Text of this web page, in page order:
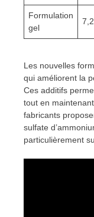
Formulation
gel
Les nouvelles
qui améliorent la
Ces additifs
tout en
fabricants
sulfate
particulièrement